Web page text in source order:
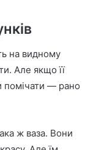
на видному
Але якщо її
помічати — рано
ж ваза. Вони